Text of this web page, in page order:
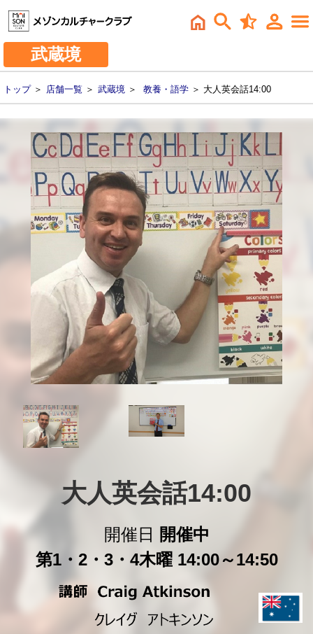
武蔵境
トップ＞ 店舗一覧 ＞ 武蔵境 ＞ 教養・語学 ＞ 大人英会話14:00
大人英会話14:00
開催日
開催中
第1・2・3・4木曜 14:00～14:50